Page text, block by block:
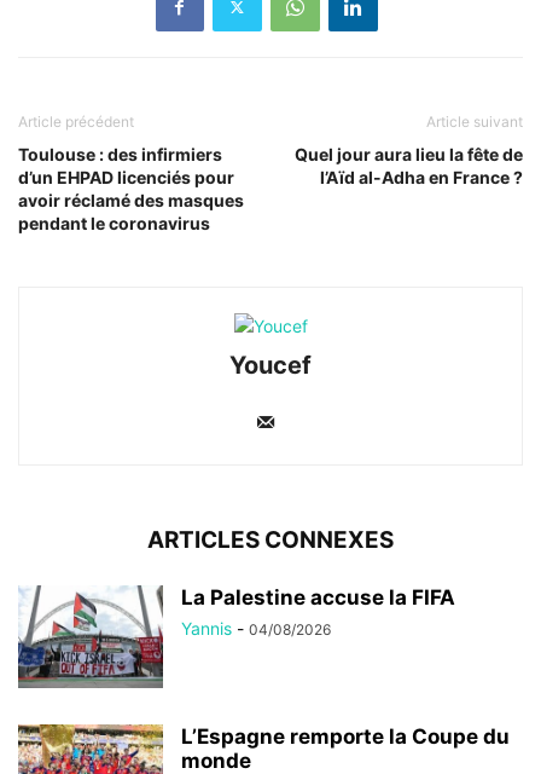
Article précédent
Toulouse : des infirmiers
d’un EHPAD licenciés pour
avoir réclamé des masques
pendant le coronavirus
Article suivant
Quel jour aura lieu la fête de
l’Aïd al-Adha en France ?
Youcef
ARTICLES CONNEXES
La Palestine accuse la FIFA
Yannis - 04/08/2026
L’Espagne remporte la Coupe du
monde